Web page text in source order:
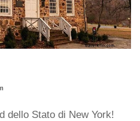
dello Stato di New York!